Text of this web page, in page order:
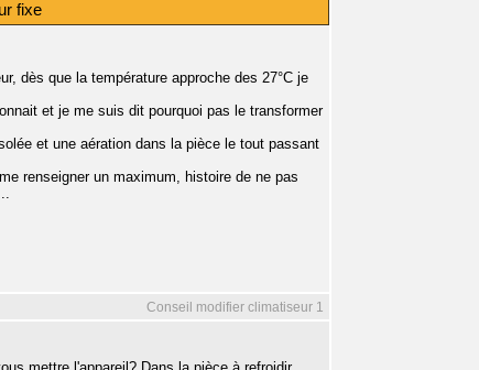
fixe
dès que la température approche des 27°C je
et je me suis dit pourquoi pas le transformer
et une aération dans la pièce le tout passant
renseigner un maximum, histoire de ne pas
Conseil modifier climatiseur 1